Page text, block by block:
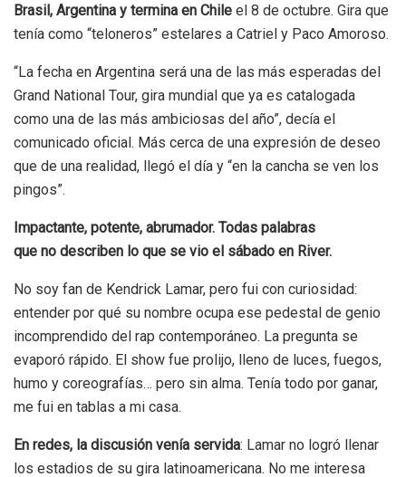
Brasil, Argentina y termina en Chile el 8 de octubre. Gira que
tenía como “teloneros” estelares a Catriel y Paco Amoroso.
“La fecha en Argentina será una de las más esperadas del
Grand National Tour, gira mundial que ya es catalogada
como una de las más ambiciosas del año”, decía el
comunicado oficial. Más cerca de una expresión de deseo
que de una realidad, llegó el día y “en la cancha se ven los
pingos”.
Impactante, potente, abrumador. Todas palabras
que no describen lo que se vio el sábado en River.
No soy fan de Kendrick Lamar, pero fui con curiosidad:
entender por qué su nombre ocupa ese pedestal de genio
incomprendido del rap contemporáneo. La pregunta se
evaporó rápido. El show fue prolijo, lleno de luces, fuegos,
humo y coreografías… pero sin alma. Tenía todo por ganar,
me fui en tablas a mi casa.
En redes, la discusión venía servida: Lamar no logró llenar
los estadios de su gira latinoamericana. No me interesa